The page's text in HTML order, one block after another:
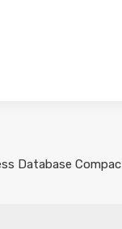
Database